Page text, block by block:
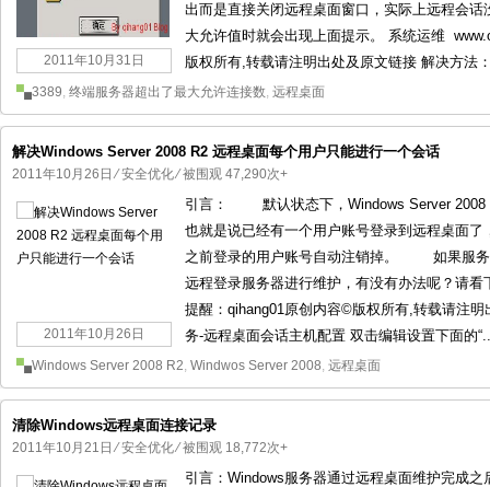
2011年10月31日
出而是直接关闭远程桌面窗口，实际上远程会
大允许值时就会出现上面提示。 系统运维
版权所有,转载请注明出处及原文链接 解决方法
3389, 终端服务器超出了最大允许连接数, 远程桌面
解决Windows Server 2008 R2 远程桌面每个用户只能进行一个会话
2011年10月26日 ⁄安全优化⁄ 被围观 47,290次+
2011年10月26日
引言： 默认状态下，Windows Server 2008
也就是说已经有一个用户账号登录到远程桌面
之前登录的用户账号自动注销掉。 如果服务
远程登录服务器进行维护，有没有办法呢？请
提醒：qihang01原创内容©版权所有,转载请
务-远程桌面会话主机配置 双击编辑设置下面的
Windows Server 2008 R2, Windwos Server 2008, 远程桌面
清除Windows远程桌面连接记录
2011年10月21日 ⁄安全优化⁄ 被围观 18,772次+
引言：Windows服务器通过远程桌面维护完成